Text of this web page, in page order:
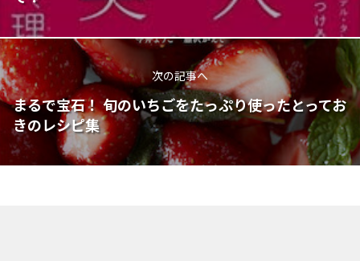
次の記事へ
まるで宝石！ 旬のいちごをたっぷり使ったとってお
きのレシピ集